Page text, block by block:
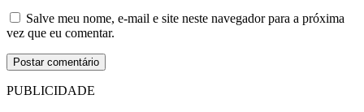
Salve meu nome, e-mail e site neste navegador para a próxima
vez que eu comentar.
PUBLICIDADE